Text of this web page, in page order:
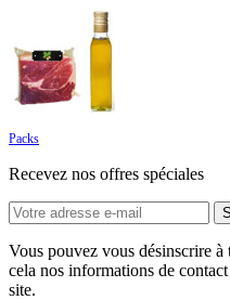
Packs
Recevez nos offres spéciales
Vous pouvez vous désinscrire
cela nos informations de
site.